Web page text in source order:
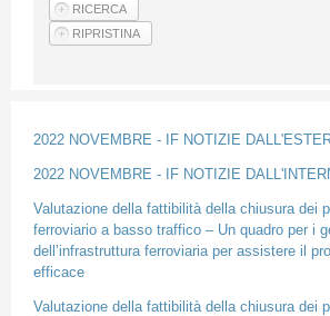
Articles
2022 NOVEMBRE - IF NOTIZIE
2022 NOVEMBRE - IF NOTIZIE
Valutazione della fattibilità della chiusura dei
ferroviario a basso traffico – Un quadro per i
dell’infrastruttura ferroviaria per assistere il
efficace
Valutazione della fattibilità della chiusura dei